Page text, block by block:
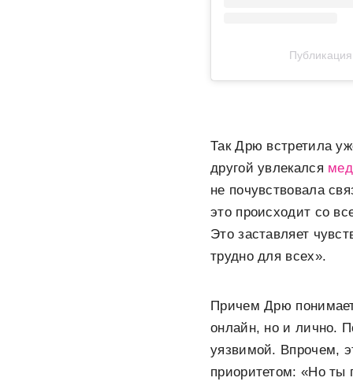
Так Дрю встретила
другой увлекался
не почувствовала
это происходит со
Это заставляет
трудно для всех».
Причем Дрю
онлайн, но и лично.
уязвимой. Впрочем,
приоритетом: «Но ты